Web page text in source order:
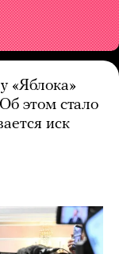
«Яблока»
этом стало
иск